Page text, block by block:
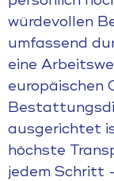
würdevollen
umfassend
eine
europäischen
ausgerichtet
höchste
jedem Schritt